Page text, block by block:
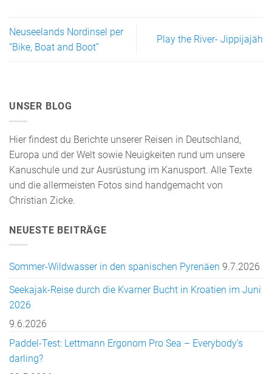
Neuseelands Nordinsel per
“Bike, Boat and Boot”
Play the River- Jippijajäh
UNSER BLOG
Hier findest du Berichte unserer Reisen in Deutschland,
Europa und der Welt sowie Neuigkeiten rund um unsere
Kanuschule und zur Ausrüstung im Kanusport. Alle Texte
und die allermeisten Fotos sind handgemacht von
Christian Zicke.
NEUESTE BEITRÄGE
Sommer-Wildwasser in den spanischen Pyrenäen 9.7.2026
Seekajak-Reise durch die Kvarner Bucht in Kroatien im Juni
2026
9.6.2026
Paddel-Test: Lettmann Ergonom Pro Sea – Everybody’s
darling?